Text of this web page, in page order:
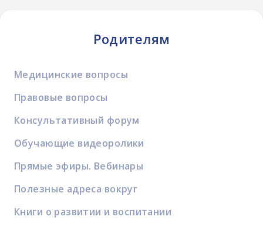
Родителям
Медицинские вопросы
Правовые вопросы
Консультативный форум
Обучающие видеоролики
Прямые эфиры. Вебинары
Полезные адреса вокруг
Книги о развитии и воспитании